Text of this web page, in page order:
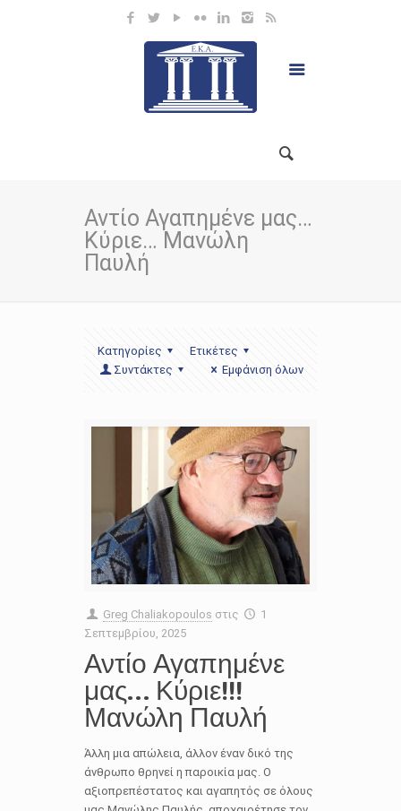
Αντίο Αγαπημένε μας…
Κύριε… Μανώλη
Παυλή
Κατηγορίες
Ετικέτες
Συντάκτες
Εμφάνιση όλων
Greg Chaliakopoulos στις
1
Σεπτεμβρίου, 2025
Αντίο Αγαπημένε
μας… Κύριε!!!
Μανώλη Παυλή
Άλλη μια απώλεια, άλλον έναν δικό της
άνθρωπο θρηνεί η παροικία μας. Ο
αξιοπρεπέστατος και αγαπητός σε όλους